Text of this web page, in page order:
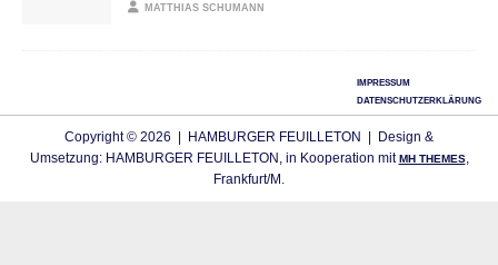
MATTHIAS SCHUMANN
IMPRESSUM
DATENSCHUTZERKLÄRUNG
Copyright © 2026 | HAMBURGER FEUILLETON | Design &
Umsetzung: HAMBURGER FEUILLETON, in Kooperation mitMH THEMES,
Frankfurt/M.